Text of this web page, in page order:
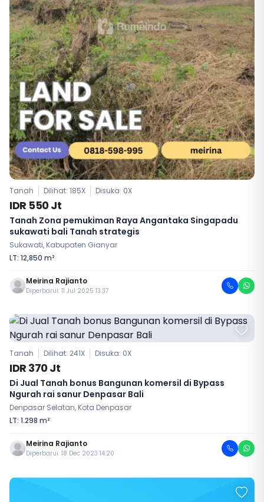
Tanah Dilihat: 185X Disuka: 0X
IDR 550 Jt
Tanah Zona pemukiman Raya Angantaka Singapadu
sukawati bali Tanah strategis
Sukawati, Kabupaten Gianyar
LT: 12,850 m²
Meirina Rajianto
Diperbarui: 11 Jul 2025 13:37
Tanah Dilihat: 241X Disuka: 0X
IDR 370 Jt
Di Jual Tanah bonus Bangunan komersil di Bypass
Ngurah rai sanur Denpasar Bali
Denpasar Selatan, Kota Denpasar
LT: 1.298 m²
Meirina Rajianto
Diperbarui: 18 Dec 2023 14:20